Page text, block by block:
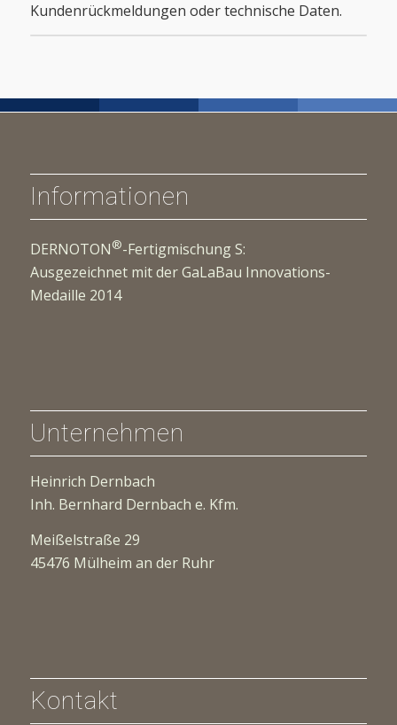
Kundenrückmeldungen oder technische Daten.
Informationen
DERNOTON®-Fertigmischung S:
Ausgezeichnet mit der GaLaBau Innovations-
Medaille 2014
Unternehmen
Heinrich Dernbach
Inh. Bernhard Dernbach e. Kfm.
Meißelstraße 29
45476 Mülheim an der Ruhr
Kontakt